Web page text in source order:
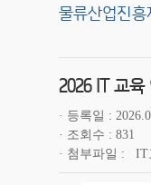
물류산업진
2026 IT 교
등록일
조회수
831
첨부파일
IT